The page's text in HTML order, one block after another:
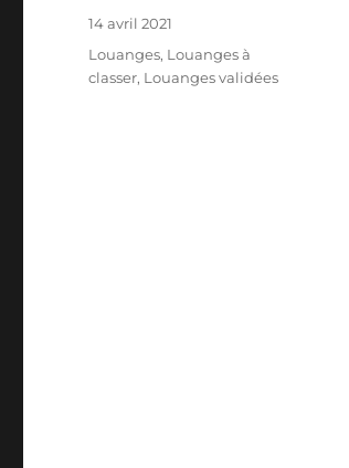
Publié
14 avril 2021
Catégories
Louanges, Louanges à
classer, Louanges validées